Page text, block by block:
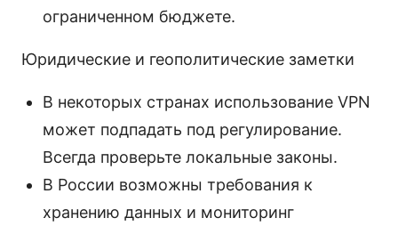
ограниченном бюджете.
Юридические и геополитические заметки
В некоторых странах использование VPN
может подпадать под регулирование.
Всегда проверьте локальные законы.
В России возможны требования к
хранению данных и мониторинг